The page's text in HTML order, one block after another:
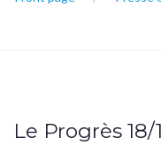
Le Progrès 18/